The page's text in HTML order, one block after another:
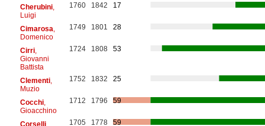
Cherubini,
Luigi
1760 1842 17
Cimarosa
Domenico
1749 1801 28
Cirri,
Giovanni
Battista
1724 1808 53
Clementi,
Muzio
1752 1832 25
Cocchi,
Gioacchino
1712 1796 59
Corselli, 1705 1778 59